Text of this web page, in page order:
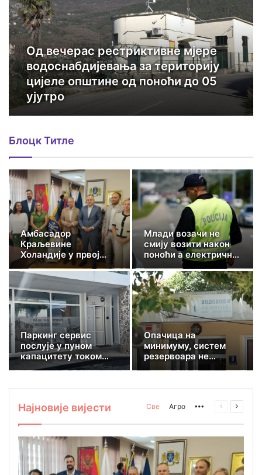
Од вечерас рестриктивне мјере
водоснабдијевања за територију
цијеле општине од поноћи до 05
ујутро
Блоцк Титле
Амбасадор
Краљевине
Холандије у првој
званичној посјети
Херцег Новом:
Култура отвара нова
поља сарадње
Млади возачи не
смију возити након
поноћи а електрични
тротинет млађи од 16
година
Паркинг сервис
послује у пуном
капацитету током
сезоне
Опачица на
минимуму, систем
резервоара не
подржава повећану
Најновије вијести Све Агро More Претходна